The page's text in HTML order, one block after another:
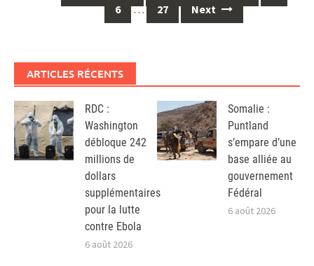
navigation
6
… 27 Next
ARTICLES RÉCENTS
RDC :
Washington
débloque 242
millions de
dollars
supplémentaires
pour la lutte
contre Ebola
6 août 2026
Somalie :
Puntland
s’empare d’une
base alliée au
gouvernement
Fédéral
6 août 2026